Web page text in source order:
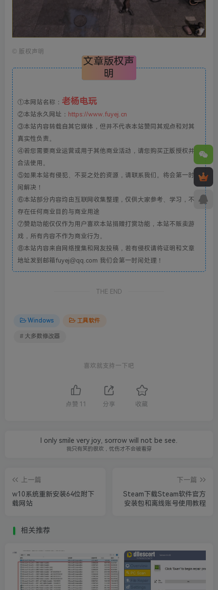
© 版权声明
文章版权声
明
①本网站名称： 老杨电玩
②本站永久网址： https://www.fuyej.cn
③本站内容转载自其它媒体，但并不代表本站赞同其观点和对其
真实性负责。
④若您需要商业运营或用于其他商业活动，请您购买正版授权并
合法使用。
⑤如果本站有侵犯、不妥之处的资源，请联系我们。将会第一时
间解决！
⑥本站部分内容均由互联网收集整理，仅供大家参考、学习，不
存在任何商业目的与商业用途
⑦赞助功能仅仅作为用户喜欢本站捐赠打赏功能，本站不贩卖游
戏，所有内容不作为商业行为。
⑧本站内容来自网络搜集和网友投稿，若有侵权请将证明和文章
地址发到邮箱fuyej@qq.com 我们会第一时间处理！
THE END
Windows 工具软件
# 大多数修改器
喜欢就支持一下吧
点赞 11 分享 收藏
I only smile very joy, sorrow will not be see.
我只有笑的很欢，忧伤才不会被看穿
上一篇
w10系统重新安装64位附下
载网站
下一篇
Steam下载Steam软件官方
安装包和离线账号使用教程
相关推荐